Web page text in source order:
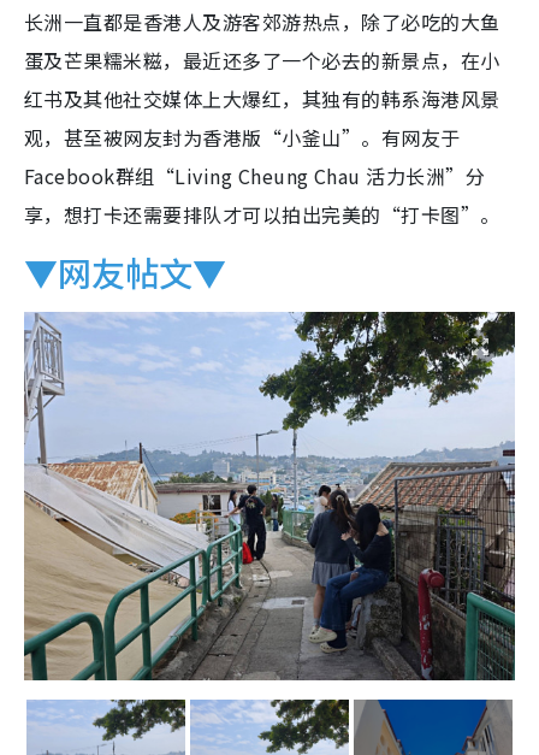
长洲一直都是香港人及游客郊游热点，除了必吃的大鱼
蛋及芒果糯米糍，最近还多了一个必去的新景点，在小
红书及其他社交媒体上大爆红，其独有的韩系海港风景
观，甚至被网友封为香港版“小釜山”。有网友于
Facebook群组“Living Cheung Chau 活力长洲”分
享，想打卡还需要排队才可以拍出完美的“打卡图”。
▼网友帖文▼